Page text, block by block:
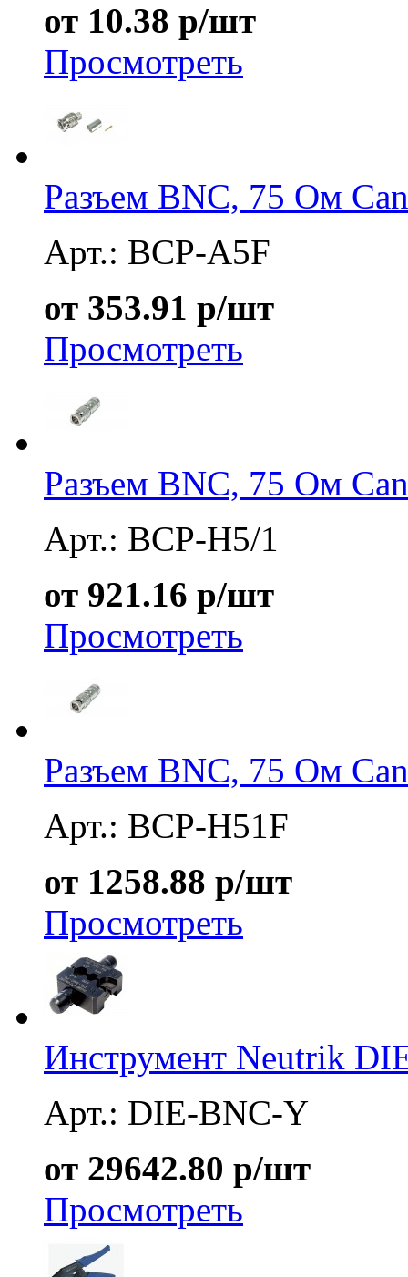
от 10.38 р/шт
Просмотреть
Разъем BNC, 75 Ом
Арт.: BCP-A5F
от 353.91 р/шт
Просмотреть
Разъем BNC, 75 Ом
Арт.: BCP-H5/1
от 921.16 р/шт
Просмотреть
Разъем BNC, 75 Ом
Арт.: BCP-H51F
от 1258.88 р/шт
Просмотреть
Инструмент Neutrik
Арт.: DIE-BNC-Y
от 29642.80 р/шт
Просмотреть